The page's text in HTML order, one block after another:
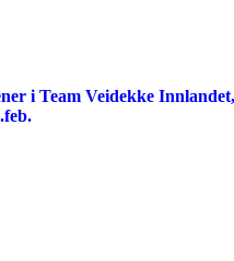
i Team Veidekke Innlandet,